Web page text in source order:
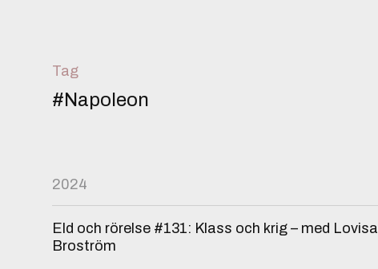
Tag
#Napoleon
2024
Eld och rörelse #131: Klass och krig – med Lovisa
Broström